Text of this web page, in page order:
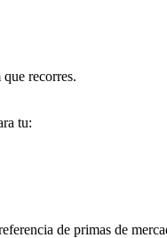
recorres.
tu:
de primas de